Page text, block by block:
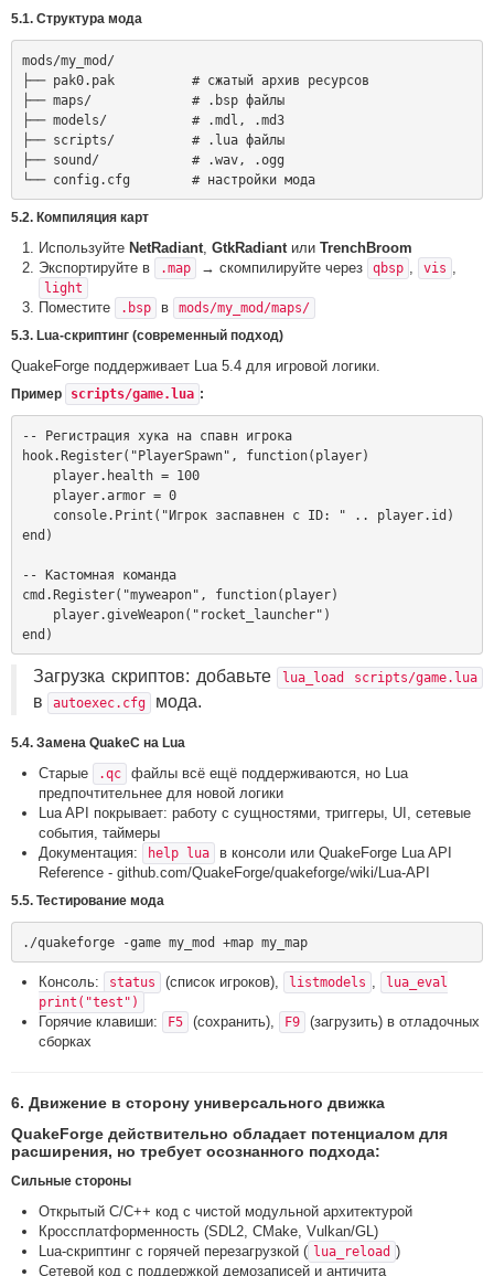
5.1. Структура мода
mods/my_mod/
├── pak0.pak          # сжатый архив ресурсов
├── maps/             # .bsp файлы
├── models/           # .mdl, .md3
├── scripts/          # .lua файлы
├── sound/            # .wav, .ogg
└── config.cfg        # настройки мода
5.2. Компиляция карт
Используйте NetRadiant, GtkRadiantили TrenchBroom
Экспортируйте в
.map → скомпилируйте через qbsp , vis ,
light
Поместите .bsp в
mods/my_mod/maps/
5.3. Lua-скриптинг (современный подход)
QuakeForge поддерживает Lua 5.4 для игровой логики.
Пример scripts/game.lua :
-- Регистрация хука на спавн игрока
hook.Register("PlayerSpawn", function(player)
end)
-- Кастомная команда
cmd.Register("myweapon", function(player)
Загрузка скриптов: добавьте lua_load scripts/game.lua
в autoexec.cfg мода.
5.4. Замена QuakeC на Lua
Старые .qc
файлы всё ещё поддерживаются, но Lua
предпочтительнее для новой логики
Lua API покрывает: работу с сущностями, триггеры, UI, сетевые
события, таймеры
Документация:
help lua
в консоли или QuakeForge Lua API
Reference - github.com/QuakeForge/quakeforge/wiki/Lua-API
5.5. Тестирование мода
./quakeforge -game my_mod +map my_map
Консоль: status (список игроков), listmodels ,
lua_eval
print("test")
Горячие клавиши: F5 (сохранить), F9
(загрузить) в отладочных
сборках
6. Движение в сторону универсального движка
QuakeForge действительно обладает потенциалом для
расширения, но требует осознанного подхода:
Сильные стороны
Открытый C/C++ код с чистой модульной архитектурой
Кроссплатформенность (SDL2, CMake, Vulkan/GL)
Lua-скриптинг с горячей перезагрузкой ( lua_reload )
Сетевой код с поддержкой демозаписей и античита